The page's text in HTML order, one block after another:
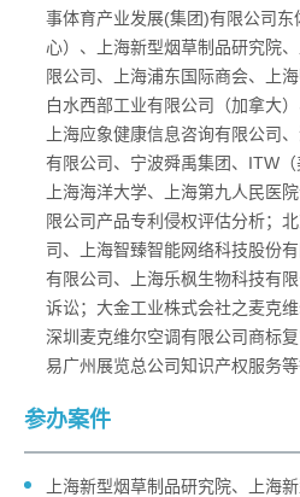
事体育产业发展(集团)有限公司
心）、上海新型烟草制品研究院
限公司、上海浦东国际商会、上
白水西部工业有限公司（加拿大
上海应象健康信息咨询有限公司
有限公司、宁波舜禹集团、ITW（
上海海洋大学、上海第九人民医
限公司产品专利侵权评估分析；
司、上海智臻智能网络科技股份
有限公司、上海乐枫生物科技有
诉讼；大金工业株式会社之麦克
深圳麦克维尔空调有限公司商标
易广州展览总公司知识产权服务等
参办案件
上海新型烟草制品研究院、上海